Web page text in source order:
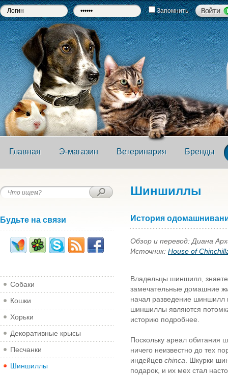
Запомнить
Главная Э-магазин Ветеринария Бренды
Будьте на связи
Собаки
Кошки
Хорьки
Декоративные крысы
Песчанки
Шиншиллы
Шиншиллы
История
Обзор и перевод: Диана
Источник: House of
Владельцы шиншилл, знаете
замечательные домашние
начал разведение
шиншиллы являются
историю подробнее.
Поскольку ареал обитания
ничего неизвестно до тех
индейцев chinca . Шкурки
подарок, и их мех стал